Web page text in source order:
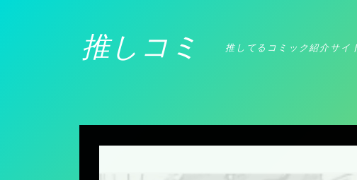
推しコミ 推してるコミック紹介サイ